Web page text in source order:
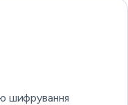
шифрування